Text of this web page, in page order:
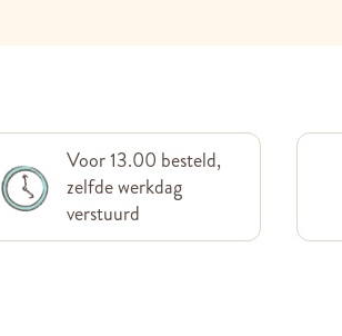
Voor 13.00 besteld,
zelfde werkdag
verstuurd